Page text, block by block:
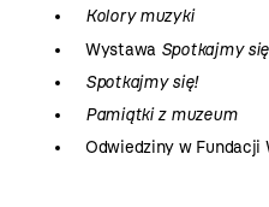
Kolory muzyki
Wystawa Spotkajmy
Spotkajmy się!
Pamiątki z muzeum
Odwiedziny w Fundacji